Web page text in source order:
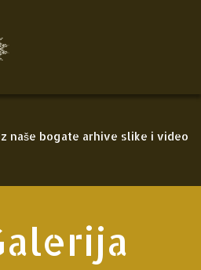
naše bogate arhive slike i video